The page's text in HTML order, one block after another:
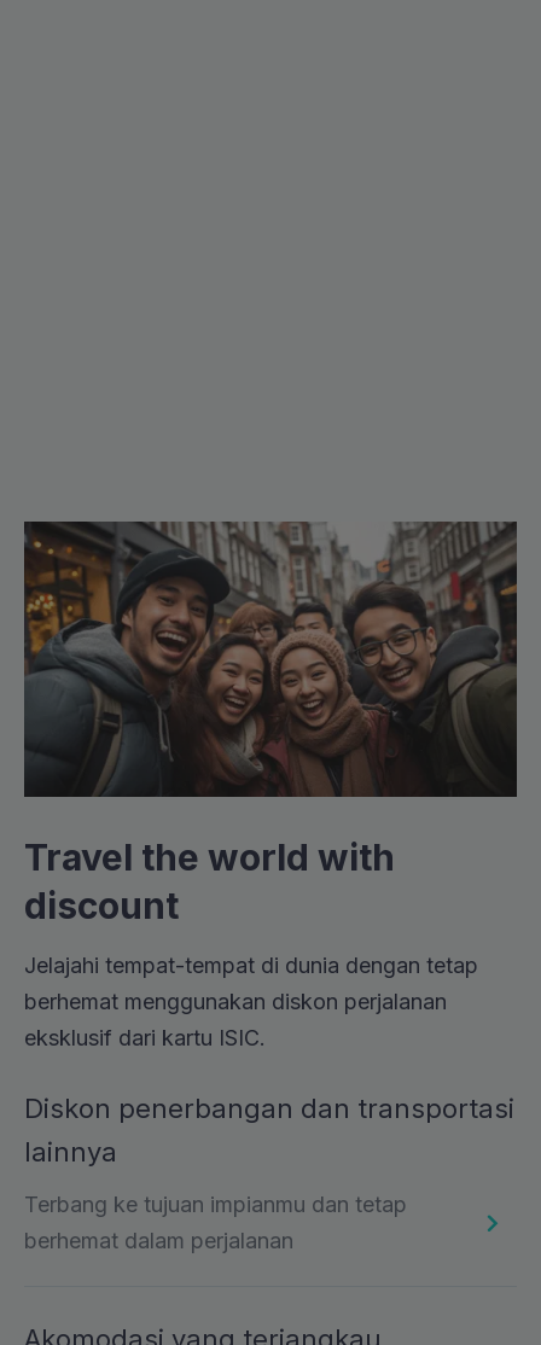
Travel the world with
discount
Jelajahi tempat-tempat di dunia dengan tetap
berhemat menggunakan diskon perjalanan
eksklusif dari kartu ISIC.
Diskon penerbangan dan transportasi
lainnya
Terbang ke tujuan impianmu dan tetap
berhemat dalam perjalanan